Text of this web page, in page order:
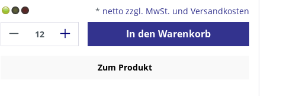
* netto zzgl. MwSt. und Versandkosten
In den Warenkorb
Zum Produkt